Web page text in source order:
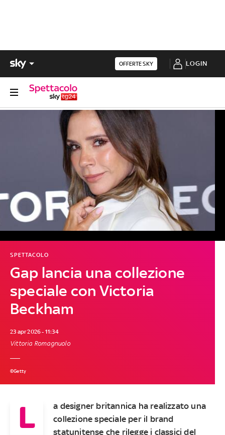
OFFERTE SKY LOGIN
Gap lancia una collezione
speciale con Victoria
Beckham
SPETTACOLO
23 apr 2026 - 11:34
Vittoria Romagnuolo
©Getty
L
a designer britannica ha realizzato una
collezione speciale per il brand
statunitense che rilegge i classici del